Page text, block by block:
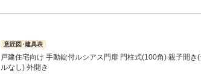
意匠図･建具表
戸建住宅向け 手動錠付ルシアス門扉 門柱式(100角) 親子開き
ルなし) 外開き